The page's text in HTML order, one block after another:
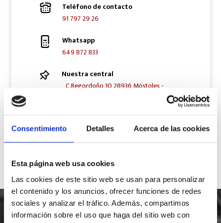
Consentimiento Detalles Acerca de las cookies
Esta página web usa cookies
Las cookies de este sitio web se usan para personalizar
el contenido y los anuncios, ofrecer funciones de redes
sociales y analizar el tráfico. Además, compartimos
información sobre el uso que haga del sitio web con
Teléfono de contacto
91 797 29 26
Whatsapp
649 872 833
Nuestra central
C.Regordoño 10 28936 Móstoles -
Síguenos en Redes Sociales